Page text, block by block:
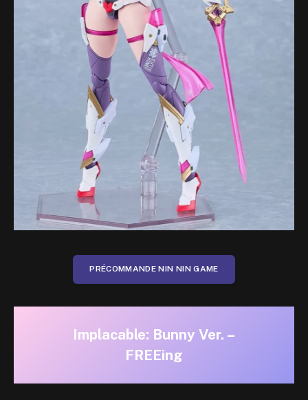
PRÉCOMMANDE NIN NIN GAME
Implacable: Bunny Ver. –
FREEing